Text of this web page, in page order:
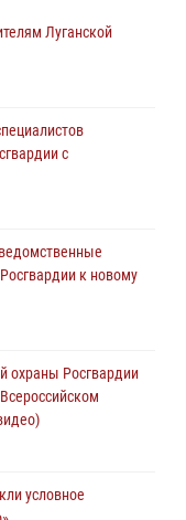
Луганской
с
к новому
охраны Росгвардии
условное